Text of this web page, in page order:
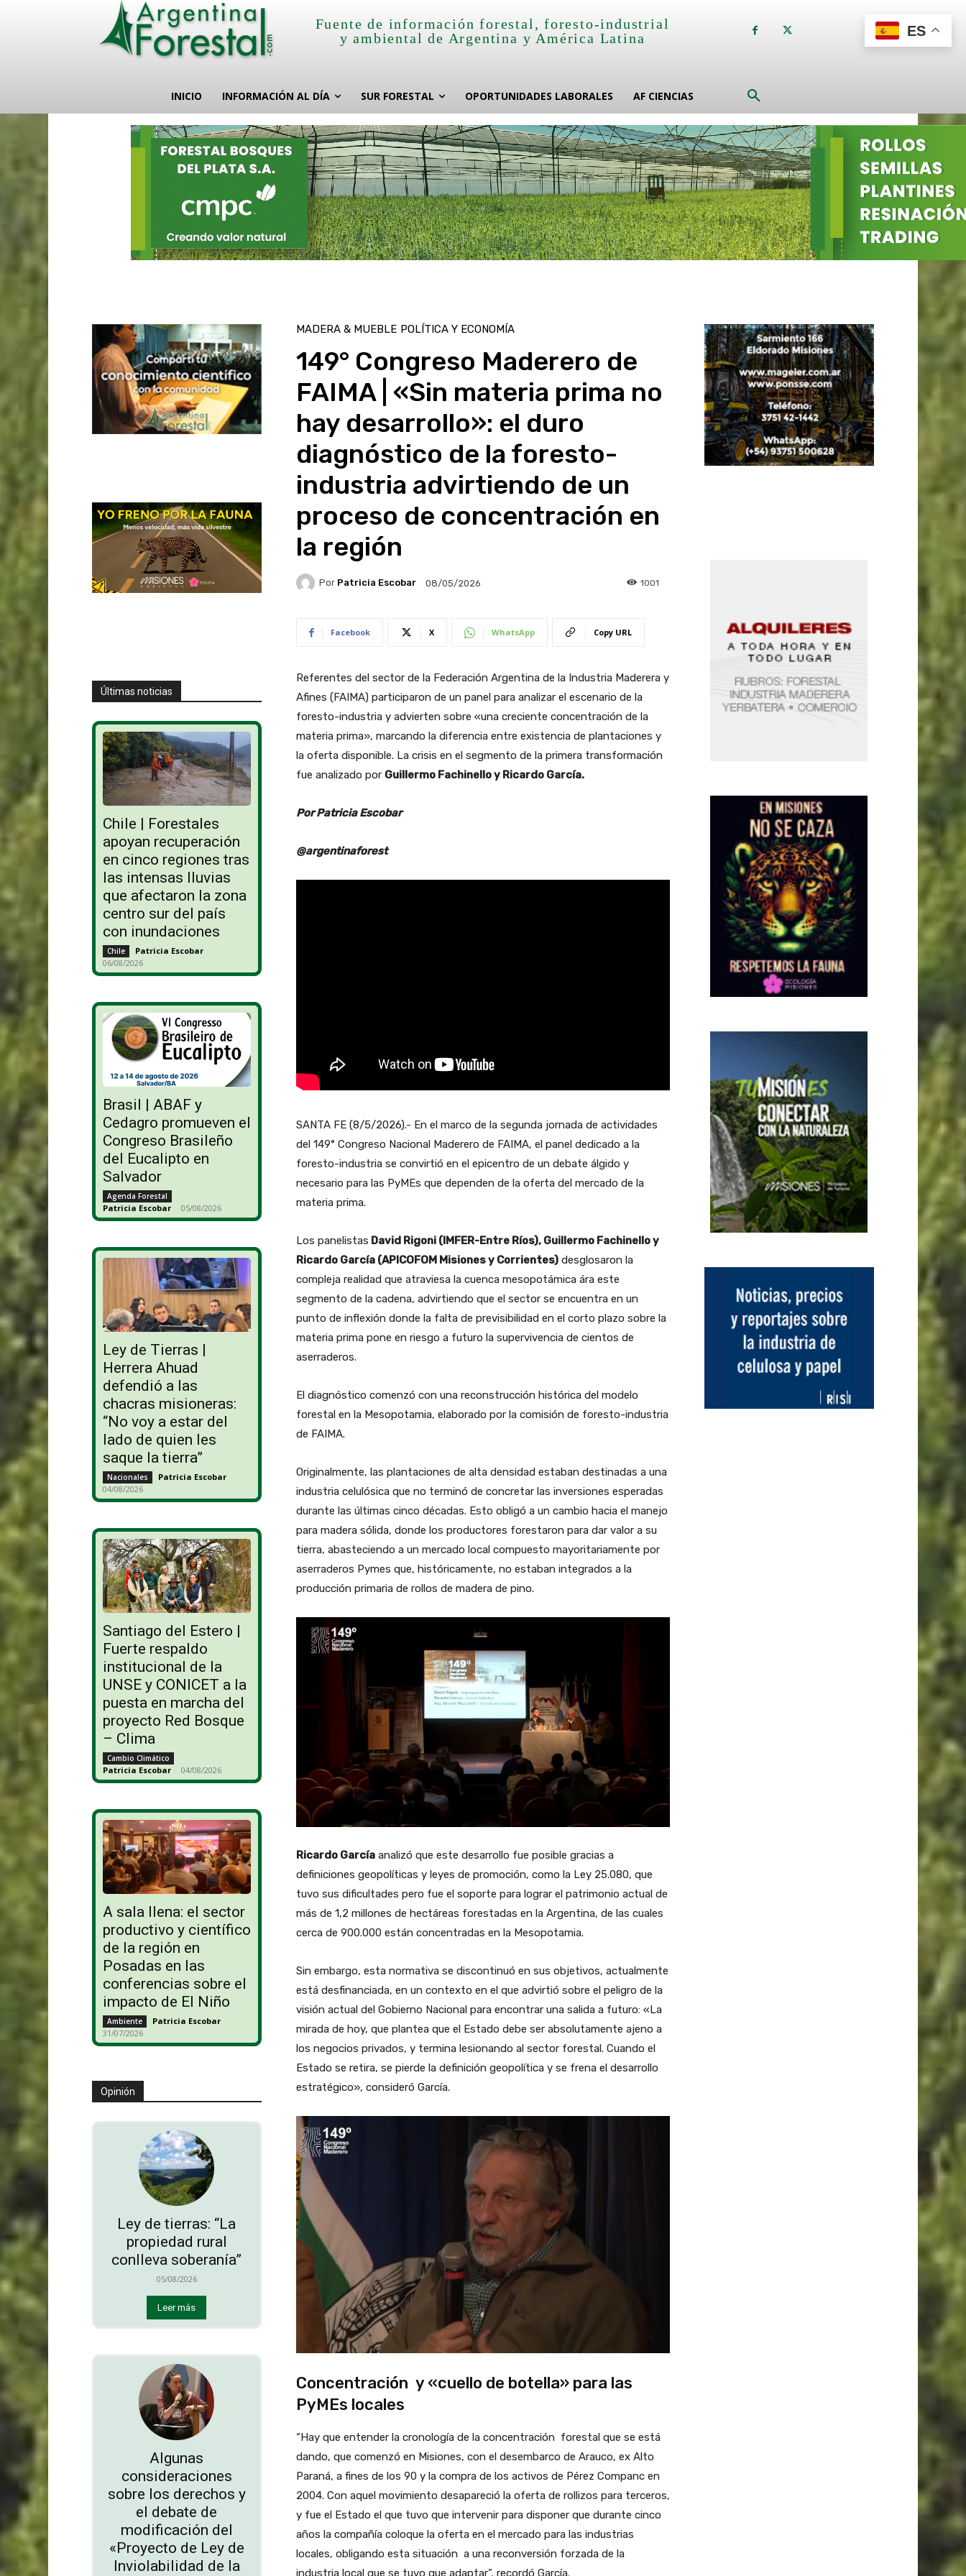
Fuente de información forestal, foresto-industrial
y ambiental de Argentina y América Latina
INICIO INFORMACIÓN AL DÍA SUR FORESTAL OPORTUNIDADES LABORALES AF CIENCIAS
Últimas noticias
Chile | Forestales
apoyan recuperación
en cinco regiones tras
las intensas lluvias
que afectaron la zona
centro sur del país
con inundaciones
Chile Patricia Escobar -
06/08/2026
Brasil | ABAF y
Cedagro promueven el
Congreso Brasileño
del Eucalipto en
Salvador
Agenda Forestal
Patricia Escobar - 05/08/2026
Ley de Tierras |
Herrera Ahuad
defendió a las
chacras misioneras:
“No voy a estar del
lado de quien les
saque la tierra”
Nacionales Patricia Escobar -
04/08/2026
Santiago del Estero |
Fuerte respaldo
institucional de la
UNSE y CONICET a la
puesta en marcha del
proyecto Red Bosque
– Clima
Cambio Climático
Patricia Escobar - 04/08/2026
A sala llena: el sector
productivo y científico
de la región en
Posadas en las
conferencias sobre el
impacto de El Niño
Ambiente Patricia Escobar -
31/07/2026
Opinión
Ley de tierras: “La
propiedad rural
conlleva soberanía”
05/08/2026
Leer más
Algunas
consideraciones
sobre los derechos y
el debate de
modificación del
«Proyecto de Ley de
Inviolabilidad de la
MADERA & MUEBLE POLÍTICA Y ECONOMÍA
149° Congreso Maderero de
FAIMA | «Sin materia prima no
hay desarrollo»: el duro
diagnóstico de la foresto-
industria advirtiendo de un
proceso de concentración en
la región
Por Patricia Escobar 08/05/2026 1001
Facebook X WhatsApp Copy URL
Referentes del sector de la Federación Argentina de la Industria Maderera y
Afines (FAIMA) participaron de un panel para analizar el escenario de la
foresto-industria y advierten sobre «una creciente concentración de la
materia prima», marcando la diferencia entre existencia de plantaciones y
la oferta disponible. La crisis en el segmento de la primera transformación
fue analizado por Guillermo Fachinello y Ricardo García.
Por Patricia Escobar
@argentinaforest
SANTA FE (8/5/2026).- En el marco de la segunda jornada de actividades
del 149° Congreso Nacional Maderero de FAIMA, el panel dedicado a la
foresto-industria se convirtió en el epicentro de un debate álgido y
necesario para las PyMEs que dependen de la oferta del mercado de la
materia prima.
Los panelistas David Rigoni (IMFER-Entre Ríos), Guillermo Fachinello y
Ricardo García (APICOFOM Misiones y Corrientes)desglosaron la
compleja realidad que atraviesa la cuenca mesopotámica ára este
segmento de la cadena, advirtiendo que el sector se encuentra en un
punto de inflexión donde la falta de previsibilidad en el corto plazo sobre la
materia prima pone en riesgo a futuro la supervivencia de cientos de
aserraderos.
El diagnóstico comenzó con una reconstrucción histórica del modelo
forestal en la Mesopotamia, elaborado por la comisión de foresto-industria
de FAIMA.
Originalmente, las plantaciones de alta densidad estaban destinadas a una
industria celulósica que no terminó de concretar las inversiones esperadas
durante las últimas cinco décadas. Esto obligó a un cambio hacia el manejo
para madera sólida, donde los productores forestaron para dar valor a su
tierra, abasteciendo a un mercado local compuesto mayoritariamente por
aserraderos Pymes que, históricamente, no estaban integrados a la
producción primaria de rollos de madera de pino.
Ricardo Garcíaanalizó que este desarrollo fue posible gracias a
definiciones geopolíticas y leyes de promoción, como la Ley 25.080, que
tuvo sus dificultades pero fue el soporte para lograr el patrimonio actual de
más de 1,2 millones de hectáreas forestadas en la Argentina, de las cuales
cerca de 900.000 están concentradas en la Mesopotamia.
Sin embargo, esta normativa se discontinuó en sus objetivos, actualmente
está desfinanciada, en un contexto en el que advirtió sobre el peligro de la
visión actual del Gobierno Nacional para encontrar una salida a futuro: «La
mirada de hoy, que plantea que el Estado debe ser absolutamente ajeno a
los negocios privados, y termina lesionando al sector forestal. Cuando el
Estado se retira, se pierde la definición geopolítica y se frena el desarrollo
estratégico», consideró García.
Concentración y «cuello de botella» para las
PyMEs locales
“Hay que entender la cronología de la concentración forestal que se está
dando, que comenzó en Misiones, con el desembarco de Arauco, ex Alto
Paraná, a fines de los 90 y la compra de los activos de Pérez Companc en
2004. Con aquel movimiento desapareció la oferta de rollizos para terceros,
y fue el Estado el que tuvo que intervenir para disponer que durante cinco
años la compañía coloque la oferta en el mercado para las industrias
locales, obligando esta situación a una reconversión forzada de la
ES